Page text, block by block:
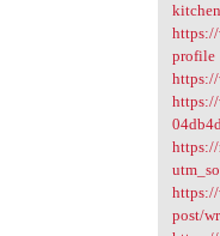
profile
https://
post/